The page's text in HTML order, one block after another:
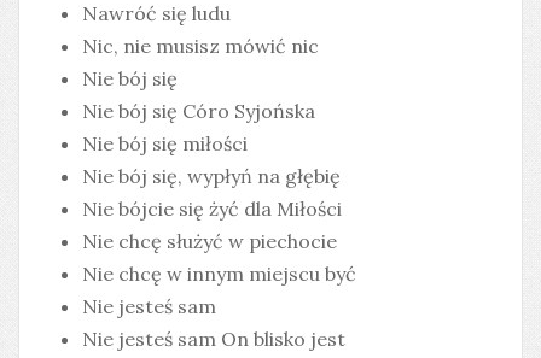
Nawróć się ludu
Nic, nie musisz mówić nic
Nie bój się
Nie bój się Córo Syjońska
Nie bój się miłości
Nie bój się, wypłyń na głębię
Nie bójcie się żyć dla Miłości
Nie chcę służyć w piechocie
Nie chcę w innym miejscu być
Nie jesteś sam
Nie jesteś sam On blisko jest